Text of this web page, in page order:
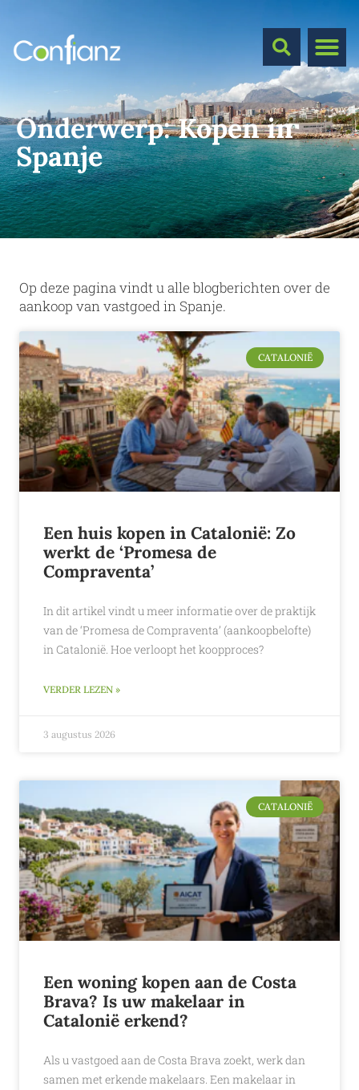
Onderwerp:Kopen in
Spanje
Op deze pagina vindt u alle blogberichten over de
aankoop van vastgoed in Spanje.
CATALONIË
Een huis kopen in Catalonië: Zo
werkt de ‘Promesa de
Compraventa’
In dit artikel vindt u meer informatie over de praktijk
van de ‘Promesa de Compraventa’ (aankoopbelofte)
in Catalonië. Hoe verloopt het koopproces?
VERDER LEZEN »
3 augustus 2026
CATALONIË
Een woning kopen aan de Costa
Brava? Is uw makelaar in
Catalonië erkend?
Als u vastgoed aan de Costa Brava zoekt, werk dan
samen met erkende makelaars. Een makelaar in